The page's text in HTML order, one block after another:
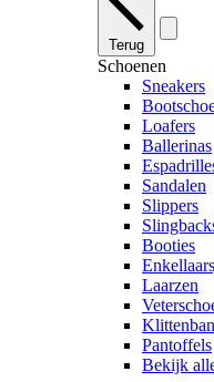
Terug
Schoenen
Sneakers
Loafers
Ballerinas
Sandalen
Slippers
Booties
Laarzen
Pantoffels
Bekijk